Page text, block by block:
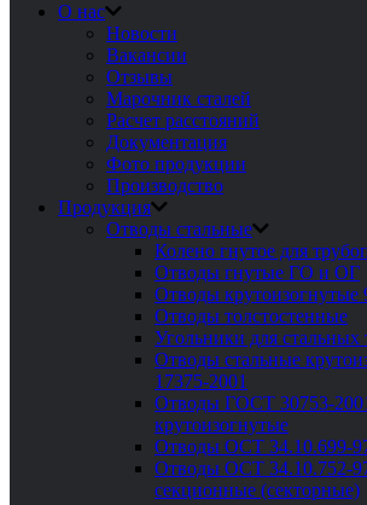
О нас
Новости
Вакансии
Отзывы
Марочник сталей
Расчет расстояний
Документация
Фото продукции
Производство
Продукция
Отводы стальные
Колено гнутое для
Отводы гнутые ГО и ОГ
Отводы крутоизогнутые
Отводы толстостенные
Угольники для стальных
Отводы стальные
17375-2001
Отводы ГОСТ 30753-
крутоизогнутые
Отводы ОСТ 34.10.699-
Отводы ОСТ 34.10.752-
секционные (секторные)